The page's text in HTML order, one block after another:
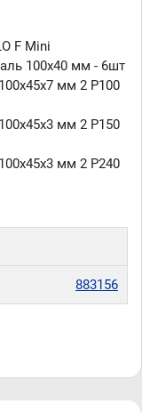
F Mini
100х40 мм - 6шт
мм 2 Р100
мм 2 Р150
мм 2 Р240
883156